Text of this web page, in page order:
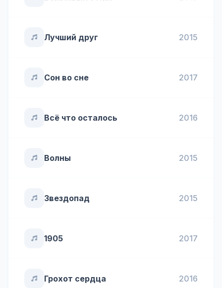
Лучший друг 2015
Сон во сне 2017
Всё что осталось 2016
Волны 2015
Звездопад 2015
1905 2017
Грохот сердца 2016